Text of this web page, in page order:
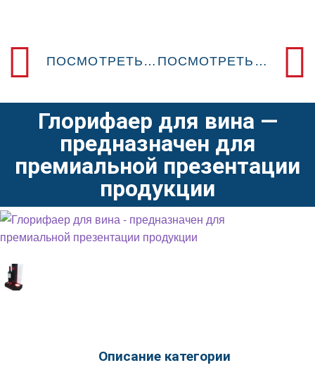
ПОСМОТРЕТЬ ПРЕДЫДУЩИЙ POSM-ДИЗАЙН ПОСМОТРЕТЬ СЛЕДУЮЩИЙ POSM-ДИЗАЙН
Глорифаер для вина —
предназначен для
премиальной презентации
продукции
Описание категории